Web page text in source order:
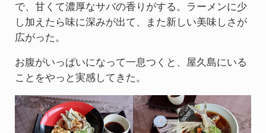
で、甘くて濃厚なサバの香りがする。ラーメンに少
し加えたら味に深みが出て、また新しい美味しさが
広がった。
お腹がいっぱいになって一息つくと、屋久島にいる
ことをやっと実感してきた。